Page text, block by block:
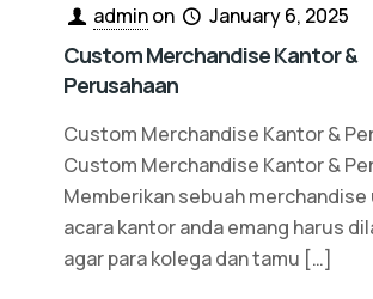
adminon January 6, 2025
Custom Merchandise Kantor &
Perusahaan
Custom Merchandise Kantor &
Custom Merchandise Kantor &
Memberikan sebuah
acara kantor anda emang harus
agar para kolega dan tamu […]